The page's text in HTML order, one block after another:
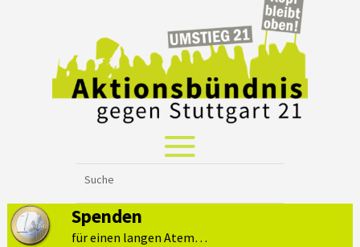
Spenden
für einen langen Atem…